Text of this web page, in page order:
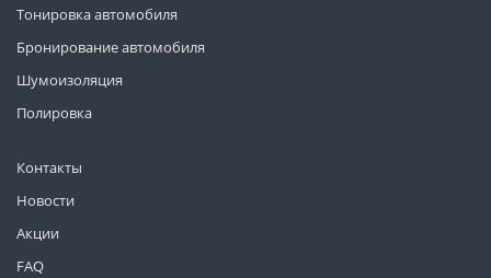
Контакты
Новости
Акции
FAQ
Тонировка автомобиля
Бронирование автомобиля
Шумоизоляция
Полировка